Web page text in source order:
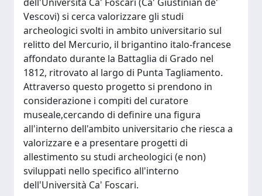
Vescovi) si cerca valorizzare gli studi
archeologici svolti in ambito universitario sul
relitto del Mercurio, il brigantino italo-francese
affondato durante la Battaglia di Grado nel
1812, ritrovato al largo di Punta Tagliamento.
Attraverso questo progetto si prendono in
considerazione i compiti del curatore
museale,cercando di definire una figura
all'interno dell'ambito universitario che riesca a
valorizzare e a presentare progetti di
allestimento su studi archeologici (e non)
sviluppati nello specifico all'interno
dell'Università Ca' Foscari.